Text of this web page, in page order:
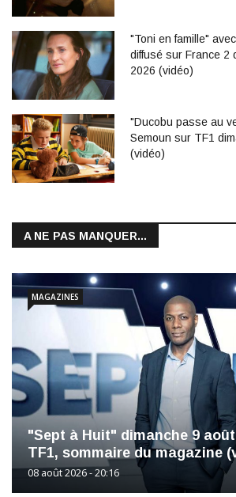
"Toni en famille"
diffusé sur France 2
2026 (vidéo)
"Ducobu passe au
Semoun sur TF1
(vidéo)
A NE PAS MANQUER...
"Sept à Huit" dimanche 9
TF1, sommaire du magazine
08 août 2026 - 20:16
MAGAZINES